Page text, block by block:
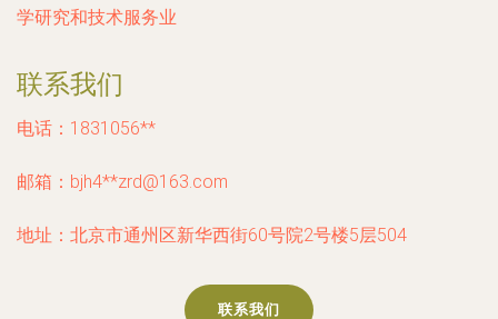
学研究和技术服务业
联系我们
电话：1831056**
邮箱：bjh4**zrd@163.com
地址：北京市通州区新华西街60号院2号楼5层504
联系我们